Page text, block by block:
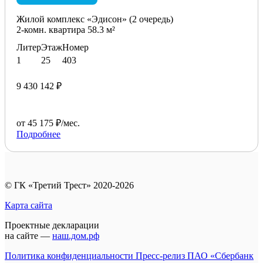
Жилой комплекс «Эдисон» (2 очередь)
2-комн. квартира 58.3 м²
Литер
1
Этаж
25
Номер
403
9 430 142 ₽
от 45 175 ₽/мес.
Подробнее
© ГК «Третий Трест» 2020-2026
Карта сайта
Проектные декларации
на сайте — наш.дом.рф
Политика конфиденциальности Пресс-релиз ПАО «Сбербанк